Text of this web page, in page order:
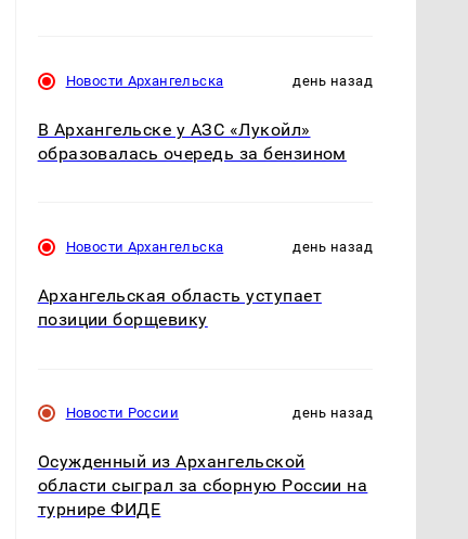
Новости Архангельска день назад
В Архангельске у АЗС «Лукойл»
образовалась очередь за бензином
Новости Архангельска день назад
Архангельская область уступает
позиции борщевику
Новости России день назад
Осужденный из Архангельской
области сыграл за сборную России на
турнире ФИДЕ